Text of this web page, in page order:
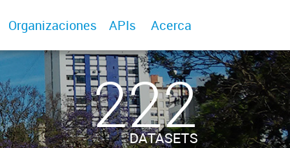
Organizaciones APIs Acerca
222
DATASETS